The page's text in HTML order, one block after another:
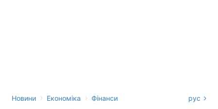
Новини › Економіка › Фінанси рус